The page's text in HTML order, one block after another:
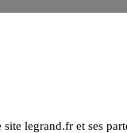
site legrand.fr et ses